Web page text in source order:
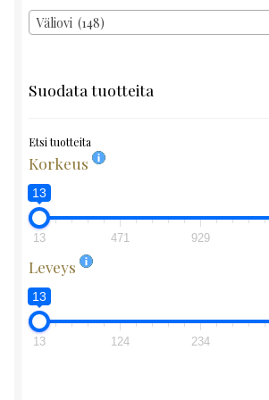
Väliovi (148)
Suodata tuotteita
Etsi tuotteita
Korkeus
13
13 471 929
Leveys
13
13 124 234